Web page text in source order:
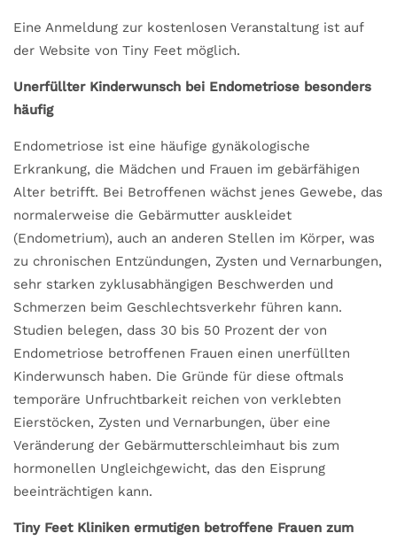
Eine Anmeldung zur kostenlosen Veranstaltung ist auf
der Website von Tiny Feet möglich.
Unerfüllter Kinderwunsch bei Endometriose besonders
häufig
Endometriose ist eine häufige gynäkologische
Erkrankung, die Mädchen und Frauen im gebärfähigen
Alter betrifft. Bei Betroffenen wächst jenes Gewebe, das
normalerweise die Gebärmutter auskleidet
(Endometrium), auch an anderen Stellen im Körper, was
zu chronischen Entzündungen, Zysten und Vernarbungen,
sehr starken zyklusabhängigen Beschwerden und
Schmerzen beim Geschlechtsverkehr führen kann.
Studien belegen, dass 30 bis 50 Prozent der von
Endometriose betroffenen Frauen einen unerfüllten
Kinderwunsch haben. Die Gründe für diese oftmals
temporäre Unfruchtbarkeit reichen von verklebten
Eierstöcken, Zysten und Vernarbungen, über eine
Veränderung der Gebärmutterschleimhaut bis zum
hormonellen Ungleichgewicht, das den Eisprung
beeinträchtigen kann.
Tiny Feet Kliniken ermutigen betroffene Frauen zum